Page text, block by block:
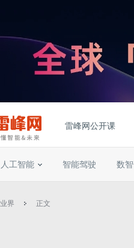
雷峰网公开课
人工智能 智能驾驶 数
业界 正文